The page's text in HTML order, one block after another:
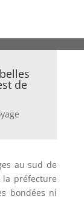
de
au sud de
préfecture
bondées ni